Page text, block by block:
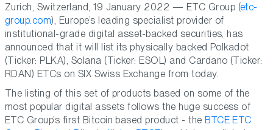
Zurich, Switzerland, 19 January 2022 — ETC Group (etc-
group.com), Europe’s leading specialist provider of
institutional-grade digital asset-backed securities, has
announced that it will list its physically backed Polkadot
(Ticker: PLKA), Solana (Ticker: ESOL) and Cardano (Ticker:
RDAN) ETCs on SIX Swiss Exchange from today.
The listing of this set of products based on some of the
most popular digital assets follows the huge success of
ETC Group’s first Bitcoin based product - the BTCE ETC